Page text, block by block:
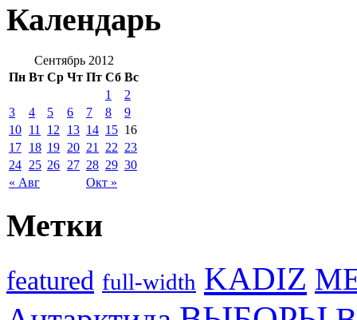
Календарь
Сентябрь 2012
Пн Вт Ср Чт Пт Сб Вс
« Авг Окт »
1
2
3
4 5 6 7 8
9
10 11 12 13 14 15 16
17 18 19 20 21 22 23
24 25 26 27 28 29 30
Метки
featured full-width KADIZ